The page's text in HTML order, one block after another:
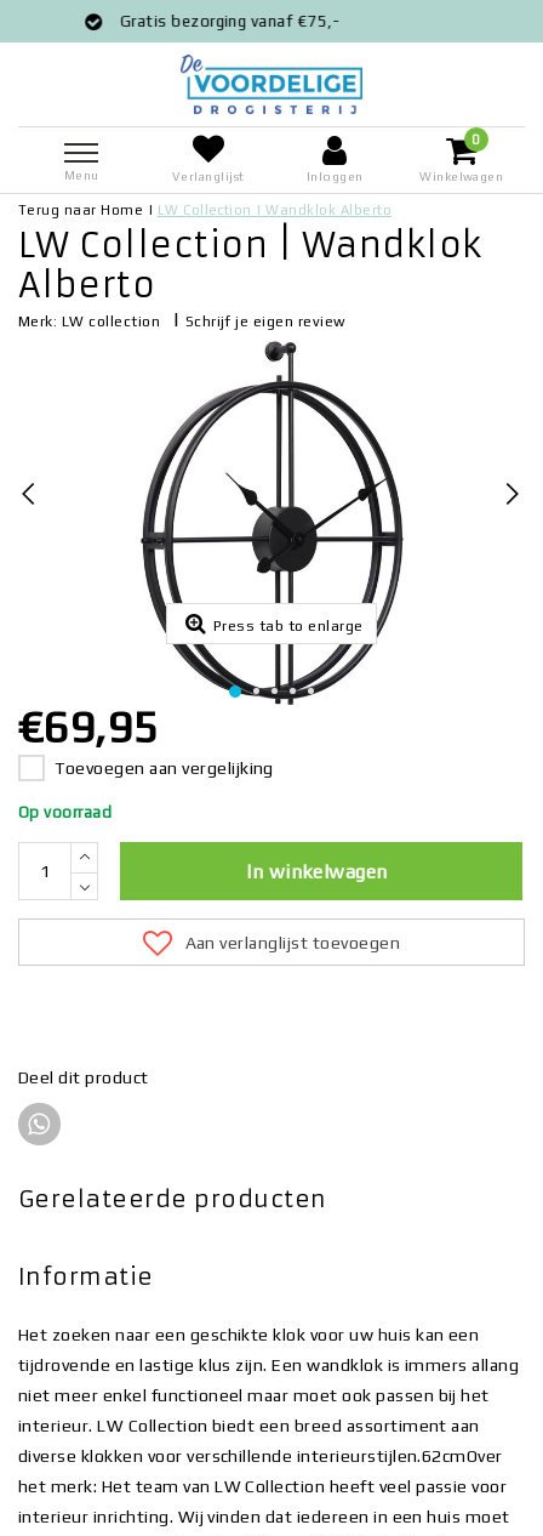
bezorging vanaf €75,-
Menu Verlanglijst Inloggen
0
Winkelwagen
Terug naar Home | LW Collection | Wandklok Alberto
LW Collection | Wandklok
Alberto
Merk: LW collection | Schrijf je eigen review
Press tab to enlarge
€69,95
Toevoegen aan vergelijking
Op voorraad
In winkelwagen
Aan verlanglijst toevoegen
Deel dit product
Gerelateerde producten
Informatie
Het zoeken naar een geschikte klok voor uw huis kan een
tijdrovende en lastige klus zijn. Een wandklok is immers allang
niet meer enkel functioneel maar moet ook passen bij het
interieur. LW Collection biedt een breed assortiment aan
diverse klokken voor verschillende interieurstijlen.62cmOver
het merk: Het team van LW Collection heeft veel passie voor
interieur inrichting. Wij vinden dat iedereen in een huis moet